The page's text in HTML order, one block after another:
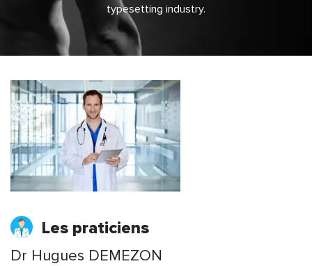
typesetting industry.
Les praticiens
Dr Hugues DEMEZON